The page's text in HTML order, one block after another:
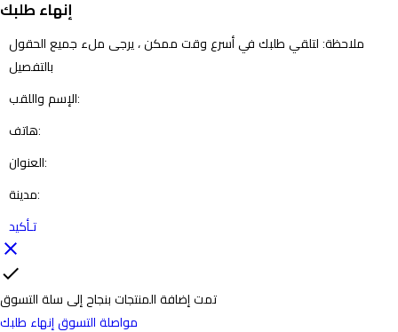
إنهاء طلبك
ملاحظة: لتلقي طلبك في أسرع وقت ممكن ، يرجى ملء جميع الحقول
بالتفصيل
الإسم واللقب:
هاتف:
العنوان:
مدينة:
تـأكيد
close
check
تمت إضافة المنتجات بنجاح إلى سلة التسوق
مواصلة التسوق إنهاء طلبك